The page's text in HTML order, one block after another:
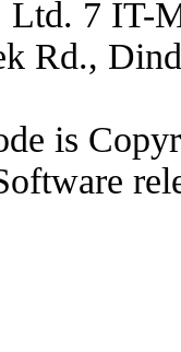
Ltd. 7 IT-
Rd.,
is